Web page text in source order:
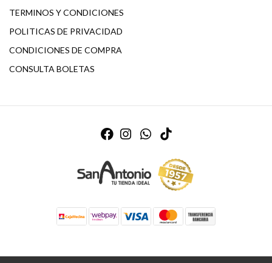
TERMINOS Y CONDICIONES
POLITICAS DE PRIVACIDAD
CONDICIONES DE COMPRA
CONSULTA BOLETAS